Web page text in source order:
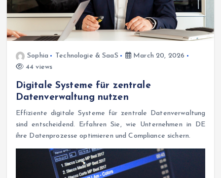
Sophia Technologie & SaaS
March 20, 2026
44 views
Digitale Systeme für zentrale
Datenverwaltung nutzen
Effiziente digitale Systeme für zentrale Datenverwaltung
sind entscheidend. Erfahren Sie, wie Unternehmen in DE
ihre Datenprozesse optimieren und Compliance sichern.